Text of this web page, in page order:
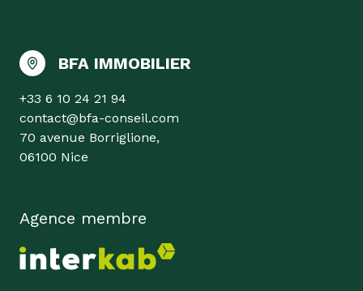
BFA IMMOBILIER
+33 6 10 24 21 94
contact@bfa-conseil.com
70 avenue Borriglione,
06100 Nice
Agence membre